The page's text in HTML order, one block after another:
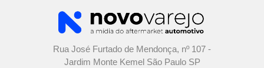
Rua José Furtado de Mendonça, nº 107 -
Jardim Monte Kemel São Paulo SP